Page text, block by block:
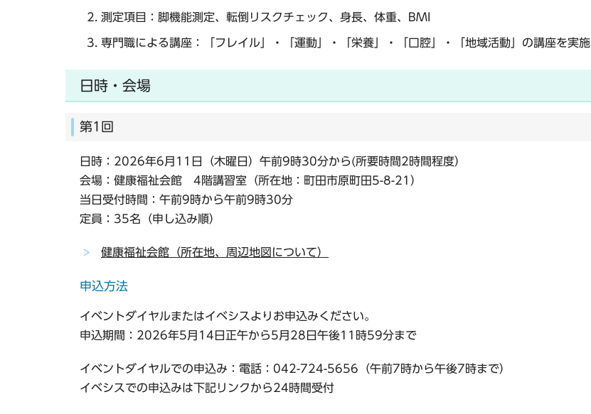
測定項目：脚機能測定、転倒リスクチェック、身長、体重、BMI
専門職による講座：「フレイル」・「運動」・「栄養」・「口腔」・「地域活動」の講座を実施
日時・会場
第1回
日時：2026年6月11日（木曜日）午前9時30分から(所要時間2時間程度）
会場：健康福祉会館 4階講習室（所在地：町田市原町田5-8-21）
当日受付時間：午前9時から午前9時30分
定員：35名（申し込み順）
健康福祉会館（所在地、周辺地図について）
申込方法
イベントダイヤルまたはイベシスよりお申込みください。
申込期間：2026年5月14日正午から5月28日午後11時59分まで
イベントダイヤルでの申込み：電話：042-724-5656（午前7時から午後7時まで）
イベシスでの申込みは下記リンクから24時間受付